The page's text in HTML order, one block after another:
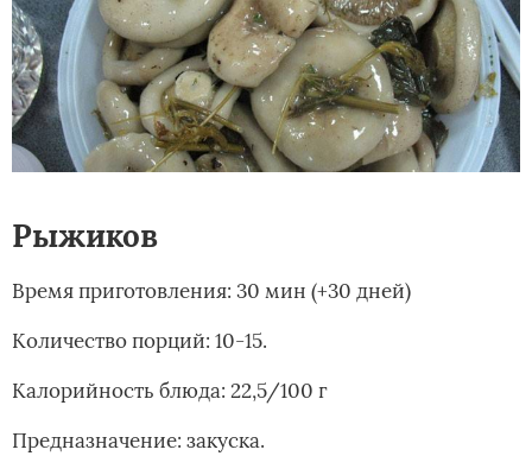
Рыжиков
Время приготовления: 30 мин (+30 дней)
Количество порций: 10-15.
Калорийность блюда: 22,5/100 г
Предназначение: закуска.